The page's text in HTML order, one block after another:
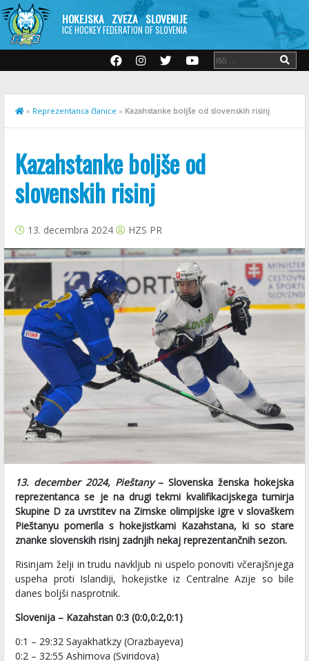
HOKEJSKA ZVEZA SLOVENIJE
ICE HOCKEY FEDERATION OF SLOVENIA
» Reprezentanca članice » Kazahstanke boljše od slovenskih risinj
Kazahstanke boljše od
slovenskih risinj
13. decembra 2024 HZS PR
13. december 2024, Pieštany– Slovenska ženska hokejska
reprezentanca se je na drugi tekmi kvalifikacijskega turnirja
Skupine D za uvrstitev na Zimske olimpijske igre v slovaškem
Pieštanyu pomerila s hokejistkami Kazahstana, ki so stare
znanke slovenskih risinj zadnjih nekaj reprezentančnih sezon.
Risinjam želji in trudu navkljub ni uspelo ponoviti včerajšnjega
uspeha proti Islandiji, hokejistke iz Centralne Azije so bile
danes boljši nasprotnik.
Slovenija – Kazahstan 0:3 (0:0,0:2,0:1)
0:1 – 29:32 Sayakhatkzy (Orazbayeva)
0:2 – 32:55 Ashimova (Sviridova)